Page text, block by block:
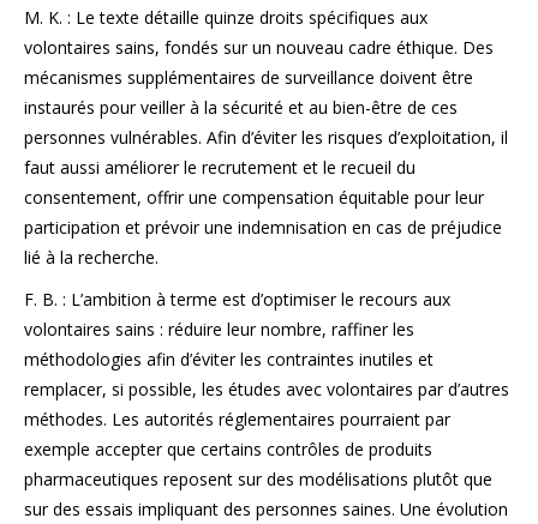
M. K. : Le texte détaille quinze droits spécifiques aux
volontaires sains, fondés sur un nouveau cadre éthique. Des
mécanismes supplémentaires de surveillance doivent être
instaurés pour veiller à la sécurité et au bien-être de ces
personnes vulnérables. Afin d’éviter les risques d’exploitation, il
faut aussi améliorer le recrutement et le recueil du
consentement, offrir une compensation équitable pour leur
participation et prévoir une indemnisation en cas de préjudice
lié à la recherche.
F. B. : L’ambition à terme est d’optimiser le recours aux
volontaires sains : réduire leur nombre, raffiner les
méthodologies afin d’éviter les contraintes inutiles et
remplacer, si possible, les études avec volontaires par d’autres
méthodes. Les autorités réglementaires pourraient par
exemple accepter que certains contrôles de produits
pharmaceutiques reposent sur des modélisations plutôt que
sur des essais impliquant des personnes saines. Une évolution